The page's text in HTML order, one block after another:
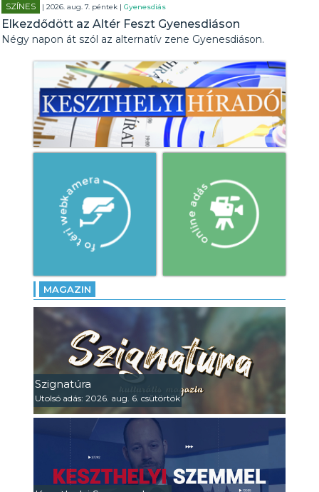
SZÍNES | 2026. aug. 7. péntek |Gyenesdiás
Elkezdődött az Altér Feszt Gyenesdiáson
Négy napon át szól az alternatív zene Gyenesdiáson.
MAGAZIN
Szignatúra
Utolsó adás: 2026. aug. 6. csütörtök